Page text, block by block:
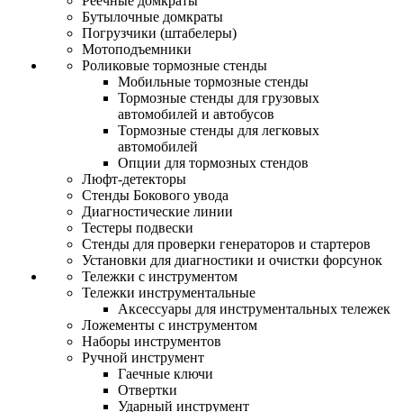
Бутылочные домкраты
Погрузчики (штабелеры)
Мотоподъемники
Роликовые тормозные стенды
Мобильные тормозные стенды
Тормозные стенды для грузовых
автомобилей и автобусов
Тормозные стенды для легковых
автомобилей
Опции для тормозных стендов
Люфт-детекторы
Стенды Бокового увода
Диагностические линии
Тестеры подвески
Стенды для проверки генераторов и стартеров
Установки для диагностики и очистки форсунок
Тележки с инструментом
Тележки инструментальные
Аксессуары для инструментальных тележек
Ложементы с инструментом
Наборы инструментов
Ручной инструмент
Гаечные ключи
Отвертки
Ударный инструмент